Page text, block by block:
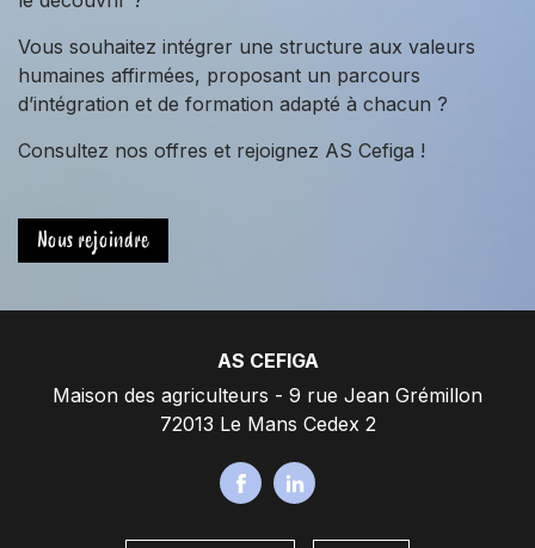
Vous souhaitez intégrer une structure aux valeurs
humaines affirmées, proposant un parcours
d’intégration et de formation adapté à chacun ?
Consultez nos offres et rejoignez AS Cefiga !
Nous rejoindre
AS CEFIGA
Maison des agriculteurs - 9 rue Jean Grémillon
72013 Le Mans Cedex 2
F
L